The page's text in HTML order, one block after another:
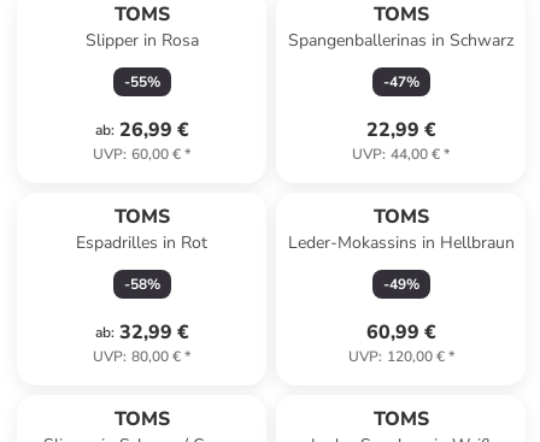
TOMS
Slipper in Rosa
-55%
ab: 26,99 €
UVP: 60,00 €*
TOMS
Spangenballerinas in Schwarz
-47%
22,99 €
UVP: 44,00 €*
TOMS
Espadrilles in Rot
-58%
ab: 32,99 €
UVP: 80,00 €*
TOMS
Leder-Mokassins in Hellbraun
-49%
60,99 €
UVP: 120,00 €*
TOMS TOMS